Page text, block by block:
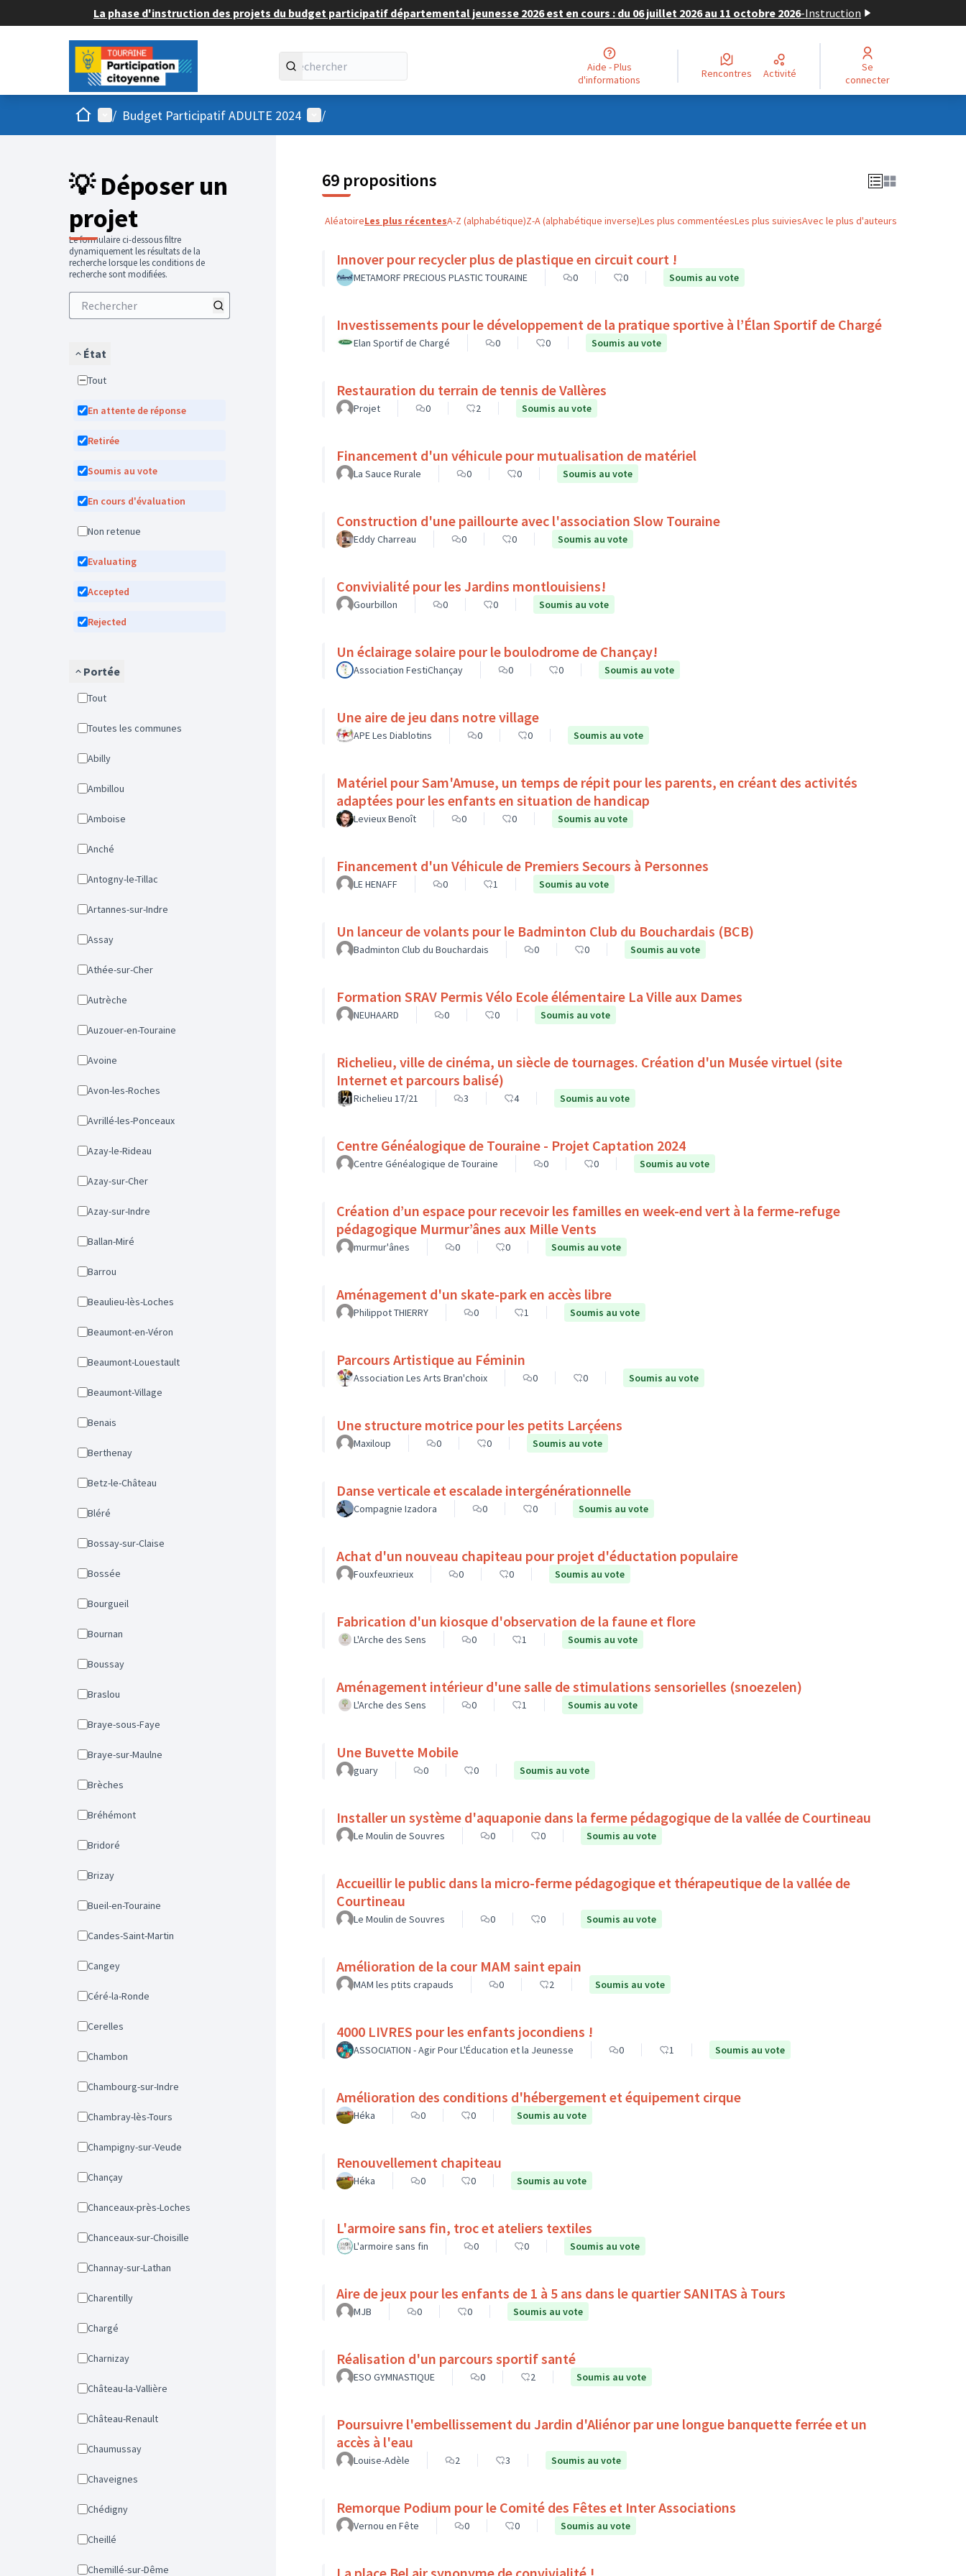
La phase d'instruction des projets du budget participatif départemental jeunesse 2026 est en cours : du 06 juillet 2026 au 11 octobre 2026-Instruction
Aide - Plus
d'informations
Rencontres Activité
Se
connecter
AccueilMenu principal
/ Budget Participatif ADULTE 2024 Menu utilisateur
/
💡 Déposer un
projet
Le formulaire ci-dessous filtre
dynamiquement les résultats de la
recherche lorsque les conditions de
recherche sont modifiées.
État
Tout
En attente de réponse
Retirée
Soumis au vote
En cours d'évaluation
Non retenue
Evaluating
Accepted
Rejected
Portée
Tout
Toutes les communes
Abilly
Ambillou
Amboise
Anché
Antogny-le-Tillac
Artannes-sur-Indre
Assay
Athée-sur-Cher
Autrèche
Auzouer-en-Touraine
Avoine
Avon-les-Roches
Avrillé-les-Ponceaux
Azay-le-Rideau
Azay-sur-Cher
Azay-sur-Indre
Ballan-Miré
Barrou
Beaulieu-lès-Loches
Beaumont-en-Véron
Beaumont-Louestault
Beaumont-Village
Benais
Berthenay
Betz-le-Château
Bléré
Bossay-sur-Claise
Bossée
Bourgueil
Bournan
Boussay
Braslou
Braye-sous-Faye
Braye-sur-Maulne
Brèches
Bréhémont
Bridoré
Brizay
Bueil-en-Touraine
Candes-Saint-Martin
Cangey
Céré-la-Ronde
Cerelles
Chambon
Chambourg-sur-Indre
Chambray-lès-Tours
Champigny-sur-Veude
Chançay
Chanceaux-près-Loches
Chanceaux-sur-Choisille
Channay-sur-Lathan
Charentilly
Chargé
Charnizay
Château-la-Vallière
Château-Renault
Chaumussay
Chaveignes
Chédigny
Cheillé
Chemillé-sur-Dême
69 propositions
AléatoireLes plus récentesA-Z (alphabétique)Z-A (alphabétique inverse)Les plus commentéesLes plus suiviesAvec le plus d'auteurs
Innover pour recycler plus de plastique en circuit court !
METAMORF PRECIOUS PLASTIC TOURAINE 0 0 Soumis au vote
Investissements pour le développement de la pratique sportive à l’Élan Sportif de Chargé
Elan Sportif de Chargé 0 0 Soumis au vote
Restauration du terrain de tennis de Vallères
Projet 0 2 Soumis au vote
Financement d'un véhicule pour mutualisation de matériel
La Sauce Rurale 0 0 Soumis au vote
Construction d'une paillourte avec l'association Slow Touraine
Eddy Charreau 0 0 Soumis au vote
Convivialité pour les Jardins montlouisiens!
Gourbillon 0 0 Soumis au vote
Un éclairage solaire pour le boulodrome de Chançay!
Association FestiChançay 0 0 Soumis au vote
Une aire de jeu dans notre village
APE Les Diablotins 0 0 Soumis au vote
Matériel pour Sam'Amuse, un temps de répit pour les parents, en créant des activités
adaptées pour les enfants en situation de handicap
Levieux Benoît 0 0 Soumis au vote
Financement d'un Véhicule de Premiers Secours à Personnes
LE HENAFF 0 1 Soumis au vote
Un lanceur de volants pour le Badminton Club du Bouchardais (BCB)
Badminton Club du Bouchardais 0 0 Soumis au vote
Formation SRAV Permis Vélo Ecole élémentaire La Ville aux Dames
NEUHAARD 0 0 Soumis au vote
Richelieu, ville de cinéma, un siècle de tournages. Création d'un Musée virtuel (site
Internet et parcours balisé)
Richelieu 17/21 3 4 Soumis au vote
Centre Généalogique de Touraine - Projet Captation 2024
Centre Généalogique de Touraine 0 0 Soumis au vote
Création d’un espace pour recevoir les familles en week-end vert à la ferme-refuge
pédagogique Murmur’ânes aux Mille Vents
murmur'ânes 0 0 Soumis au vote
Aménagement d'un skate-park en accès libre
Philippot THIERRY 0 1 Soumis au vote
Parcours Artistique au Féminin
Association Les Arts Bran'choix 0 0 Soumis au vote
Une structure motrice pour les petits Larçéens
Maxiloup 0 0 Soumis au vote
Danse verticale et escalade intergénérationnelle
Compagnie Izadora 0 0 Soumis au vote
Achat d'un nouveau chapiteau pour projet d'éductation populaire
Fouxfeuxrieux 0 0 Soumis au vote
Fabrication d'un kiosque d'observation de la faune et flore
L'Arche des Sens 0 1 Soumis au vote
Aménagement intérieur d'une salle de stimulations sensorielles (snoezelen)
L'Arche des Sens 0 1 Soumis au vote
Une Buvette Mobile
guary 0 0 Soumis au vote
Installer un système d'aquaponie dans la ferme pédagogique de la vallée de Courtineau
Le Moulin de Souvres 0 0 Soumis au vote
Accueillir le public dans la micro-ferme pédagogique et thérapeutique de la vallée de
Courtineau
Le Moulin de Souvres 0 0 Soumis au vote
Amélioration de la cour MAM saint epain
MAM les ptits crapauds 0 2 Soumis au vote
4000 LIVRES pour les enfants jocondiens !
ASSOCIATION - Agir Pour L'Éducation et la Jeunesse 0 1 Soumis au vote
Amélioration des conditions d'hébergement et équipement cirque
Héka 0 0 Soumis au vote
Renouvellement chapiteau
Héka 0 0 Soumis au vote
L'armoire sans fin, troc et ateliers textiles
L'armoire sans fin 0 0 Soumis au vote
Aire de jeux pour les enfants de 1 à 5 ans dans le quartier SANITAS à Tours
MJB 0 0 Soumis au vote
Réalisation d'un parcours sportif santé
ESO GYMNASTIQUE 0 2 Soumis au vote
Poursuivre l'embellissement du Jardin d'Aliénor par une longue banquette ferrée et un
accès à l'eau
Louise-Adèle 2 3 Soumis au vote
Remorque Podium pour le Comité des Fêtes et Inter Associations
Vernou en Fête 0 0 Soumis au vote